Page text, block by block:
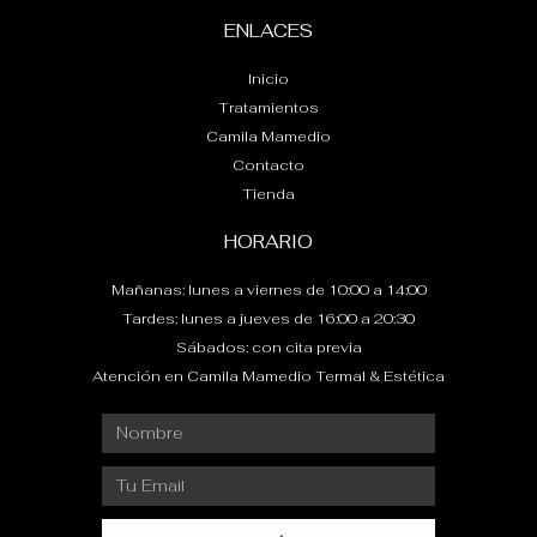
ENLACES
Inicio
Tratamientos
Camila Mamedio
Contacto
Tienda
HORARIO
Mañanas: lunes a viernes de 10:00 a 14:00
Tardes: lunes a jueves de 16:00 a 20:30
Sábados: con cita previa
Atención en Camila Mamedio Termal & Estética
Nombre
Email